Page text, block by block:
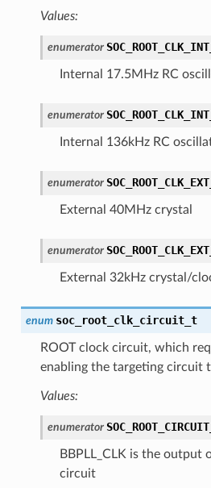
Values:
enumerator
Internal 17.5MHz RC
enumerator
Internal 136kHz RC
enumerator
External 40MHz crystal
enumerator
External 32kHz crystal/
enum soc_root_clk_circuit_t
ROOT clock circuit, which
enabling the targeting circuit
Values:
enumerator
BBPLL_CLK is the output
circuit